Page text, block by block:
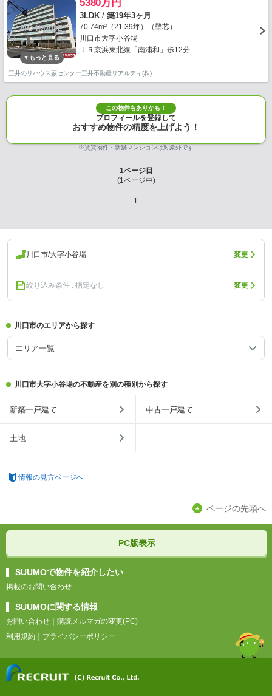
5380万円
3LDK / 築19年3ヶ月
70.74m²（21.39坪）（壁芯）
川口市大字小谷場
ＪＲ京浜東北線「南浦和」歩12分
三井のリハウス蕨センター三井不動産リアルティ(株)
この物件もありかも！
プロフィールを登録して
おすすめ物件の精度を上げよう！
※賃貸物件・新築マンションは対象外です
1ページ目
(1ページ中)
1
川口市/大字小谷場 変更
絞り込み条件 : 指定なし 変更
川口市のエリアから探す
エリア一覧
川口市大字小谷場の不動産を別の種別から探す
新築一戸建て 中古一戸建て
土地
情報の見方ページへ
ページの先頭へ
PC版表示
SUUMOで物件を紹介したい
掲載のお問い合わせ
SUUMOに関する情報
お問い合わせ
購読メルマガの変更(PC)
利用規約
プライバシーポリシー